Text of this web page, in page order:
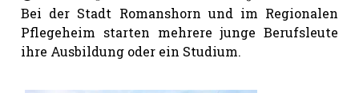
Bei der Stadt Romanshorn und im Regionalen
Pflegeheim starten mehrere junge Berufsleute
ihre Ausbildung oder ein Studium.